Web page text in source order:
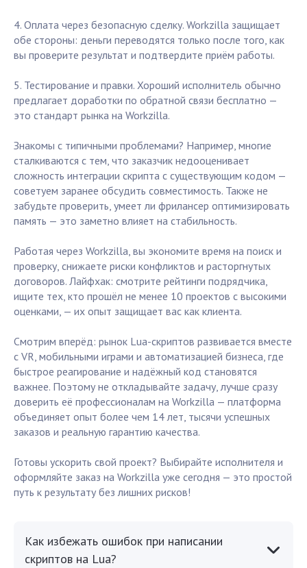
4. Оплата через безопасную сделку. Workzilla защищает
обе стороны: деньги переводятся только после того, как
вы проверите результат и подтвердите приём работы.
5. Тестирование и правки. Хороший исполнитель обычно
предлагает доработки по обратной связи бесплатно —
это стандарт рынка на Workzilla.
Знакомы с типичными проблемами? Например, многие
сталкиваются с тем, что заказчик недооценивает
сложность интеграции скрипта с существующим кодом —
советуем заранее обсудить совместимость. Также не
забудьте проверить, умеет ли фрилансер оптимизировать
память — это заметно влияет на стабильность.
Работая через Workzilla, вы экономите время на поиск и
проверку, снижаете риски конфликтов и расторгнутых
договоров. Лайфхак: смотрите рейтинги подрядчика,
ищите тех, кто прошёл не менее 10 проектов с высокими
оценками, — их опыт защищает вас как клиента.
Смотрим вперёд: рынок Lua-скриптов развивается вместе
с VR, мобильными играми и автоматизацией бизнеса, где
быстрое реагирование и надёжный код становятся
важнее. Поэтому не откладывайте задачу, лучше сразу
доверить её профессионалам на Workzilla — платформа
объединяет опыт более чем 14 лет, тысячи успешных
заказов и реальную гарантию качества.
Готовы ускорить свой проект? Выбирайте исполнителя и
оформляйте заказ на Workzilla уже сегодня — это простой
путь к результату без лишних рисков!
Как избежать ошибок при написании
скриптов на Lua?